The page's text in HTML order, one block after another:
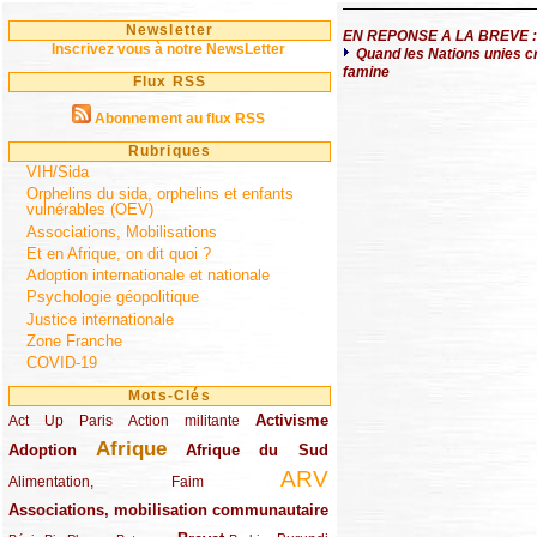
Newsletter
Inscrivez vous à notre NewsLetter
Flux RSS
Abonnement au flux RSS
Rubriques
VIH/Sida
Orphelins du sida, orphelins et enfants
vulnérables (OEV)
Associations, Mobilisations
Et en Afrique, on dit quoi ?
Adoption internationale et nationale
Psychologie géopolitique
Justice internationale
Zone Franche
COVID-19
Mots-Clés
Act Up Paris
(49/289) Action militante
(32/289) Activisme
(73/289)
Adoption
(82/289) Afrique
(161/289) Afrique du Sud
(73/289)
Alimentation, Faim
(48/289) ARV
(203/289)
Associations, mobilisation communautaire
(65/289)
EN REPONSE A LA BREVE :
Quand les Nations unies
famine